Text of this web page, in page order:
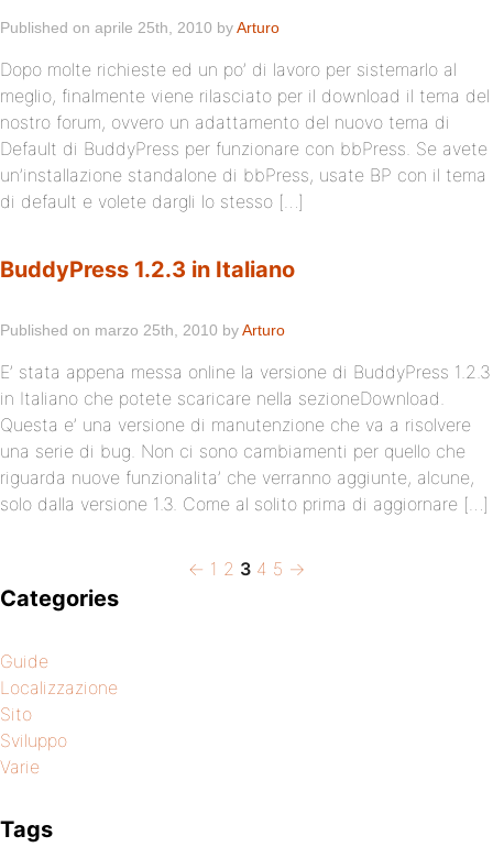
Published on aprile 25th, 2010 byArturo
Dopo molte richieste ed un po’ di lavoro per sistemarlo al
meglio, finalmente viene rilasciato per il download il tema del
nostro forum, ovvero un adattamento del nuovo tema di
Default di BuddyPress per funzionare con bbPress. Se avete
un’installazione standalone di bbPress, usate BP con il tema
di default e volete dargli lo stesso […]
BuddyPress 1.2.3 in Italiano
Published on marzo 25th, 2010 byArturo
E’ stata appena messa online la versione di BuddyPress 1.2.3
in Italiano che potete scaricare nella sezioneDownload.
Questa e’ una versione di manutenzione che va a risolvere
una serie di bug. Non ci sono cambiamenti per quello che
riguarda nuove funzionalita’ che verranno aggiunte, alcune,
solo dalla versione 1.3. Come al solito prima di aggiornare […]
pagination
Previous
← Page
1 Page
2 Page
3 Page
4 Page
5 Next
→
Categories
Guide
Localizzazione
Sito
Sviluppo
Varie
Tags